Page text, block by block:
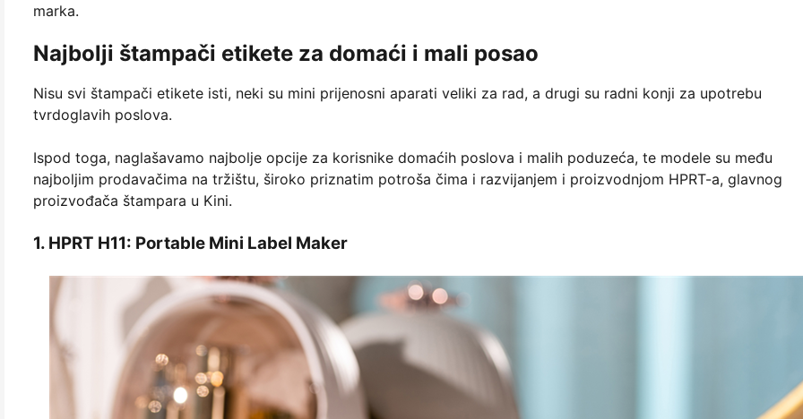
marka.
Najbolji štampači etikete za domaći i mali posao
Nisu svi štampači etikete isti, neki su mini prijenosni aparati veliki za rad, a drugi su radni konji za upotrebu
tvrdoglavih poslova.
Ispod toga, naglašavamo najbolje opcije za korisnike domaćih poslova i malih poduzeća, te modele su među
najboljim prodavačima na tržištu, široko priznatim potroša čima i razvijanjem i proizvodnjom HPRT-a, glavnog
proizvođača štampara u Kini.
1. HPRT H11: Portable Mini Label Maker